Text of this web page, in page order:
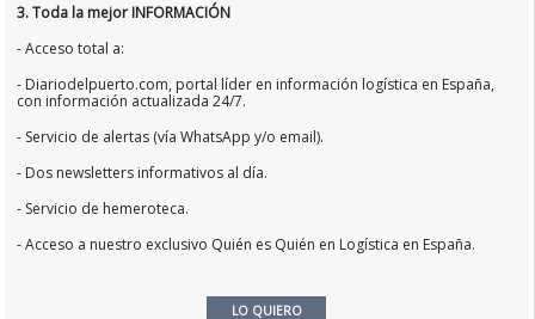
3. Toda la mejor INFORMACIÓN
- Acceso total a:
- Diariodelpuerto.com, portal líder en información logística en España,
con información actualizada 24/7.
- Servicio de alertas (vía WhatsApp y/o email).
- Dos newsletters informativos al día.
- Servicio de hemeroteca.
- Acceso a nuestro exclusivo Quién es Quién en Logística en España.
LO QUIERO